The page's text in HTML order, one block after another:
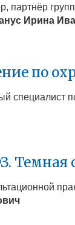
партнёр
Ирина
по
специалист
Темная